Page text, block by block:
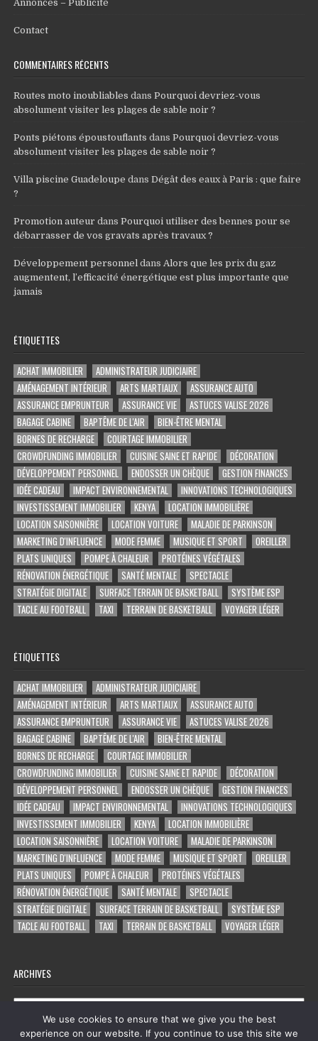
Annonces – Publicité
Contact
COMMENTAIRES RÉCENTS
Routes moto inoubliables dansPourquoi devriez-vous
absolument visiter les plages de sable noir ?
Ponts piétons époustouflants dansPourquoi devriez-vous
absolument visiter les plages de sable noir ?
Villa piscine Guadeloupe dansDégât des eaux à Paris : que faire
?
Promotion auteur dansPourquoi utiliser des bennes pour se
débarrasser de vos gravats après travaux ?
Développement personnel dans Alors que les prix du gaz
augmentent, l’efficacité énergétique est plus importante que
jamais
ÉTIQUETTES
ACHAT IMMOBILIER
ADMINISTRATEUR JUDICIAIRE
AMÉNAGEMENT INTÉRIEUR
ARTS MARTIAUX
ASSURANCE AUTO
ASSURANCE EMPRUNTEUR
ASSURANCE VIE
ASTUCES VALISE 2026
BAGAGE CABINE
BAPTÊME DE L'AIR
BIEN-ÊTRE MENTAL
BORNES DE RECHARGE
COURTAGE IMMOBILIER
CROWDFUNDING IMMOBILIER
CUISINE SAINE ET RAPIDE
DÉCORATION
DÉVELOPPEMENT PERSONNEL
ENDOSSER UN CHÈQUE
GESTION FINANCES
IDÉE CADEAU
IMPACT ENVIRONNEMENTAL
INNOVATIONS TECHNOLOGIQUES
INVESTISSEMENT IMMOBILIER
KENYA
LOCATION IMMOBILIÈRE
LOCATION SAISONNIÈRE
LOCATION VOITURE
MALADIE DE PARKINSON
MARKETING D'INFLUENCE
MODE FEMME MUSIQUE ET SPORT
OREILLER
PLATS UNIQUES
POMPE À CHALEUR
PROTÉINES VÉGÉTALES
RÉNOVATION ÉNERGÉTIQUE
SANTÉ MENTALE
SPECTACLE
STRATÉGIE DIGITALE
SURFACE TERRAIN DE BASKETBALL
SYSTÈME ESP
TACLE AU FOOTBALL
TAXI TERRAIN DE BASKETBALL VOYAGER LÉGER
ÉTIQUETTES
ACHAT IMMOBILIER
ADMINISTRATEUR JUDICIAIRE
AMÉNAGEMENT INTÉRIEUR
ARTS MARTIAUX
ASSURANCE AUTO
ASSURANCE EMPRUNTEUR
ASSURANCE VIE
ASTUCES VALISE 2026
BAGAGE CABINE
BAPTÊME DE L'AIR
BIEN-ÊTRE MENTAL
BORNES DE RECHARGE
COURTAGE IMMOBILIER
CROWDFUNDING IMMOBILIER
CUISINE SAINE ET RAPIDE
DÉCORATION
DÉVELOPPEMENT PERSONNEL
ENDOSSER UN CHÈQUE
GESTION FINANCES
IDÉE CADEAU
IMPACT ENVIRONNEMENTAL
INNOVATIONS TECHNOLOGIQUES
INVESTISSEMENT IMMOBILIER
KENYA
LOCATION IMMOBILIÈRE
LOCATION SAISONNIÈRE
LOCATION VOITURE
MALADIE DE PARKINSON
MARKETING D'INFLUENCE
MODE FEMME MUSIQUE ET SPORT
OREILLER
PLATS UNIQUES
POMPE À CHALEUR
PROTÉINES VÉGÉTALES
RÉNOVATION ÉNERGÉTIQUE
SANTÉ MENTALE
SPECTACLE
STRATÉGIE DIGITALE
SURFACE TERRAIN DE BASKETBALL
SYSTÈME ESP
TACLE AU FOOTBALL
TAXI TERRAIN DE BASKETBALL VOYAGER LÉGER
ARCHIVES
Archives
We use cookies to ensure that we give you the best
experience on our website. If you continue to use this site we